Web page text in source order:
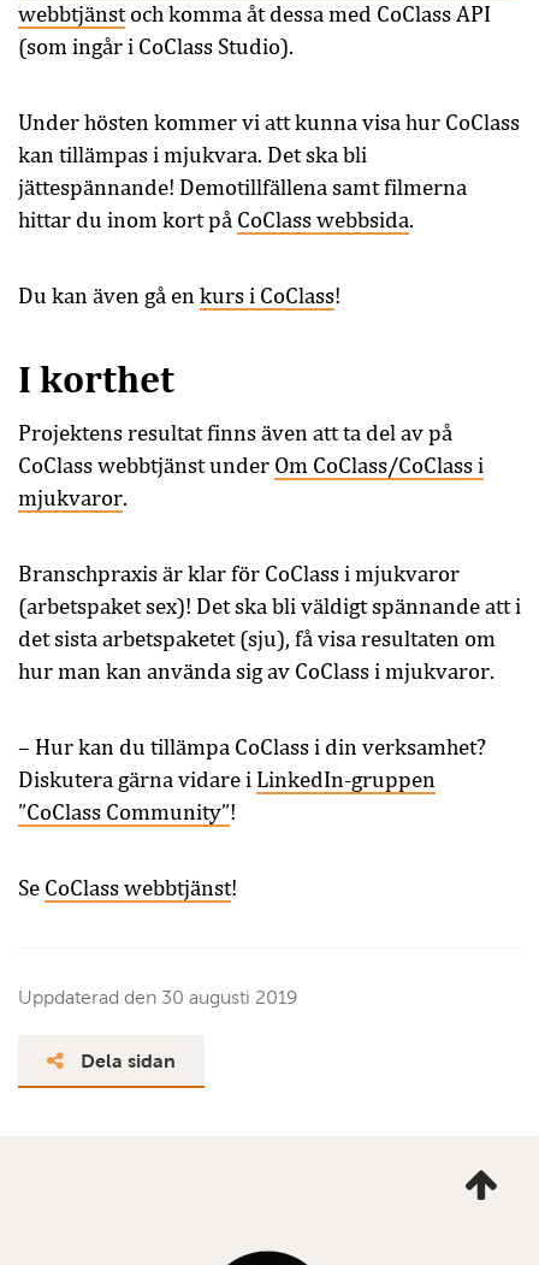
webbtjänst och komma åt dessa med CoClass API
(som ingår i CoClass Studio).
Under hösten kommer vi att kunna visa hur CoClass
kan tillämpas i mjukvara. Det ska bli
jättespännande! Demotillfällena samt filmerna
hittar du inom kort på CoClass webbsida.
Du kan även gå en kurs i CoClass!
I korthet
Projektens resultat finns även att ta del av på
CoClass webbtjänst under Om CoClass/CoClass i
mjukvaror.
Branschpraxis är klar för CoClass i mjukvaror
(arbetspaket sex)! Det ska bli väldigt spännande att i
det sista arbetspaketet (sju), få visa resultaten om
hur man kan använda sig av CoClass i mjukvaror.
– Hur kan du tillämpa CoClass i din verksamhet?
Diskutera gärna vidare i LinkedIn-gruppen
”CoClass Community”!
Se CoClass webbtjänst!
Uppdaterad den 30 augusti 2019
Dela sidan
mig